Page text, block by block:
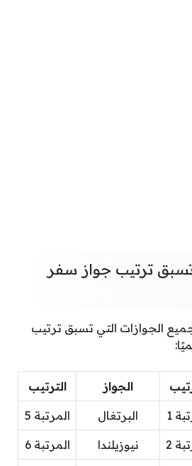
تسبق ترتيب جواز سفر
الجوازات التي تسبق ترتيب
الجواز الترتيب
1 البرتغال المرتبة 5
2 نيوزيلندا المرتبة 6